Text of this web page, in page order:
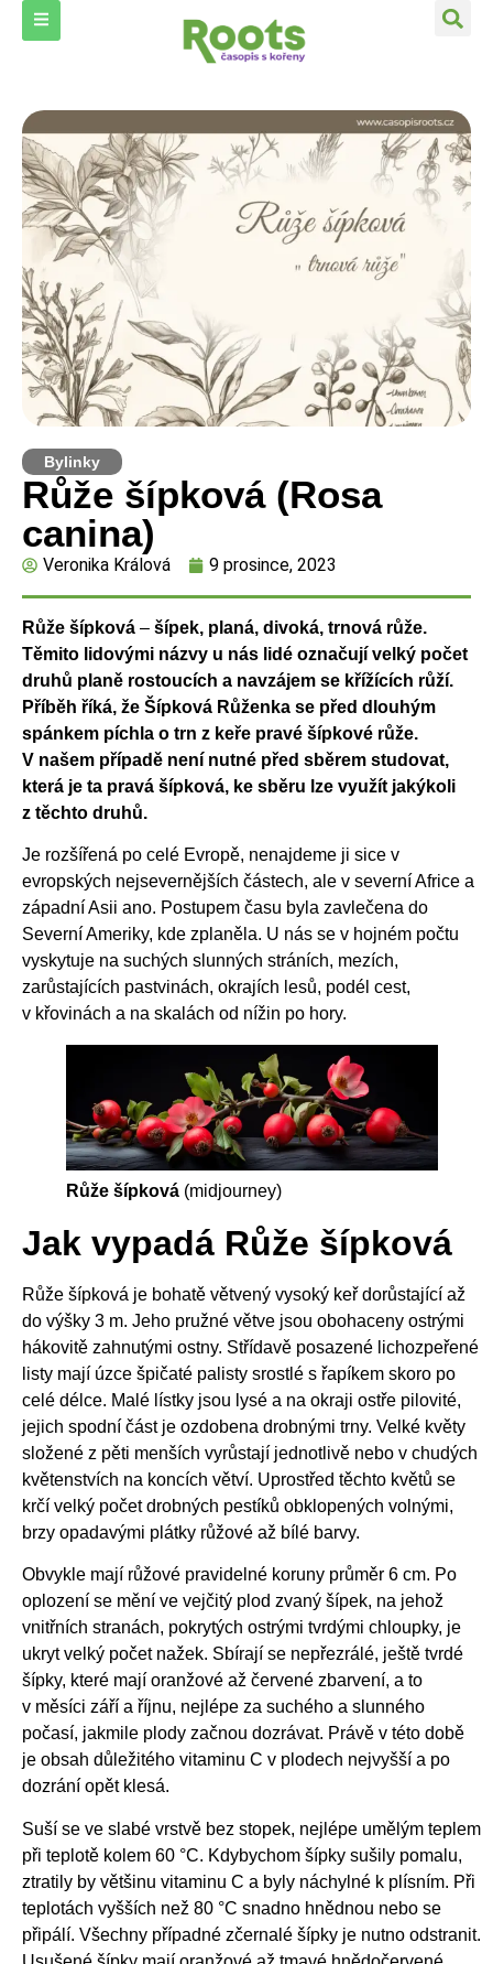
Bylinky
Růže šípková (Rosa
canina)
Veronika Králová 9 prosince, 2023
Růže šípková – šípek, planá, divoká, trnová růže.
Těmito lidovými názvy u nás lidé označují velký počet
druhů planě rostoucích a navzájem se křížících růží.
Příběh říká, že Šípková Růženka se před dlouhým
spánkem píchla o trn z keře pravé šípkové růže.
V našem případě není nutné před sběrem studovat,
která je ta pravá šípková, ke sběru lze využít jakýkoli
z těchto druhů.
Je rozšířená po celé Evropě, nenajdeme ji sice v
evropských nejsevernějších částech, ale v severní Africe a
západní Asii ano. Postupem času byla zavlečena do
Severní Ameriky, kde zplaněla. U nás se v hojném počtu
vyskytuje na suchých slunných stráních, mezích,
zarůstajících pastvinách, okrajích lesů, podél cest,
v křovinách a na skalách od nížin po hory.
Růže šípková (midjourney)
Jak vypadá Růže šípková
Růže šípková je bohatě větvený vysoký keř dorůstající až
do výšky 3 m. Jeho pružné větve jsou obohaceny ostrými
hákovitě zahnutými ostny. Střídavě posazené lichozpeřené
listy mají úzce špičaté palisty srostlé s řapíkem skoro po
celé délce. Malé lístky jsou lysé a na okraji ostře pilovité,
jejich spodní část je ozdobena drobnými trny. Velké květy
složené z pěti menších vyrůstají jednotlivě nebo v chudých
květenstvích na koncích větví. Uprostřed těchto květů se
krčí velký počet drobných pestíků obklopených volnými,
brzy opadavými plátky růžové až bílé barvy.
Obvykle mají růžové pravidelné koruny průměr 6 cm. Po
oplození se mění ve vejčitý plod zvaný šípek, na jehož
vnitřních stranách, pokrytých ostrými tvrdými chloupky, je
ukryt velký počet nažek. Sbírají se nepřezrálé, ještě tvrdé
šípky, které mají oranžové až červené zbarvení, a to
v měsíci září a říjnu, nejlépe za suchého a slunného
počasí, jakmile plody začnou dozrávat. Právě v této době
je obsah důležitého vitaminu C v plodech nejvyšší a po
dozrání opět klesá.
Suší se ve slabé vrstvě bez stopek, nejlépe umělým teplem
při teplotě kolem 60 °C. Kdybychom šípky sušily pomalu,
ztratily by většinu vitaminu C a byly náchylné k plísním. Při
teplotách vyšších než 80 °C snadno hnědnou nebo se
připálí. Všechny případné zčernalé šípky je nutno odstranit.